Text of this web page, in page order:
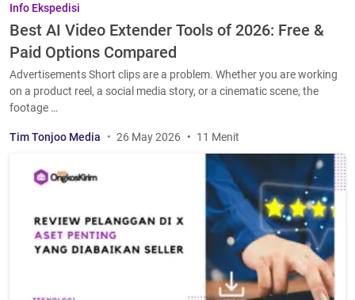
Info Ekspedisi
Best AI Video Extender Tools of 2026: Free &
Paid Options Compared
Advertisements Short clips are a problem. Whether you are working
on a product reel, a social media story, or a cinematic scene, the
footage …
Tim Tonjoo Media 26 May 2026 11 Menit